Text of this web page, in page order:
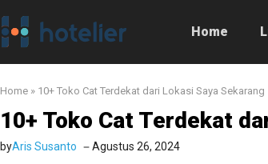
Home
Home » 10+ Toko Cat Terdekat dari Lokasi Saya Sekarang
10+ Toko Cat Terdekat
byAris Susanto Agustus 26, 2024